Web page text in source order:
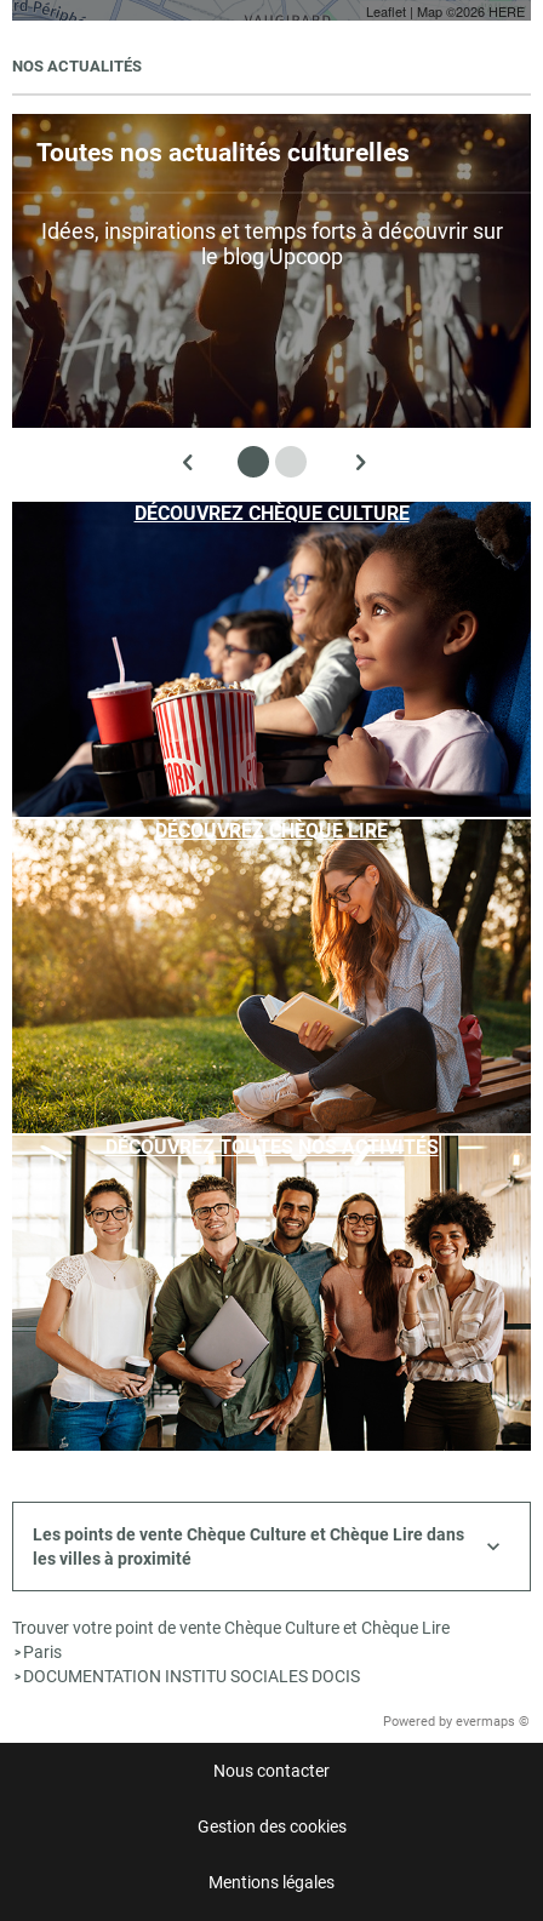
Leaflet | Map ©2026 HERE
NOS ACTUALITÉS
Toutes nos actualités culturelles
Idées, inspirations et temps forts à découvrir sur
le blog Upcoop
DÉCOUVREZ CHÈQUE CULTURE
DÉCOUVREZ CHÈQUE LIRE
DÉCOUVREZ TOUTES NOS ACTIVITÉS
Les points de vente Chèque Culture et Chèque Lire dans
les villes à proximité
Trouver votre point de vente Chèque Culture et Chèque Lire
> Paris
> DOCUMENTATION INSTITU SOCIALES DOCIS
Powered by evermaps ©
Nous contacter
Gestion des cookies
Mentions légales